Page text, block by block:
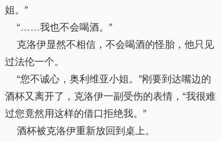
姐。”
“……我也不会喝酒。”
克洛伊显然不相信，不会喝酒的怪胎，他只见
过法伦一个。
“您不诚心，奥利维亚小姐。”刚要到达嘴边的
酒杯又离开了，克洛伊一副受伤的表情，“我很难
过您竟然用这样的借口拒绝我。”
酒杯被克洛伊重新放回到桌上。